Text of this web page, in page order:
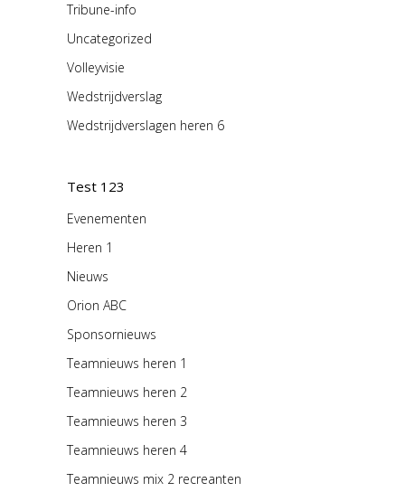
Tribune-info
Uncategorized
Volleyvisie
Wedstrijdverslag
Wedstrijdverslagen heren 6
Test 123
Evenementen
Heren 1
Nieuws
Orion ABC
Sponsornieuws
Teamnieuws heren 1
Teamnieuws heren 2
Teamnieuws heren 3
Teamnieuws heren 4
Teamnieuws mix 2 recreanten